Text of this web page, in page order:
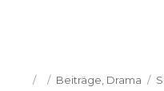
Veröffentlicht
Kategorien
Beiträge Drama